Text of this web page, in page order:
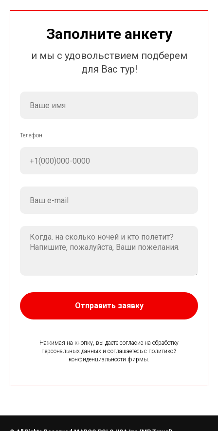
Заполните анкету
и мы с удовольствием подберем
для Вас тур!
Телефон
Отправить заявку
Нажимая на кнопку, вы даете согласие на обработку
персональных данных и соглашаетесь c политикой
конфиденциальности фирмы.